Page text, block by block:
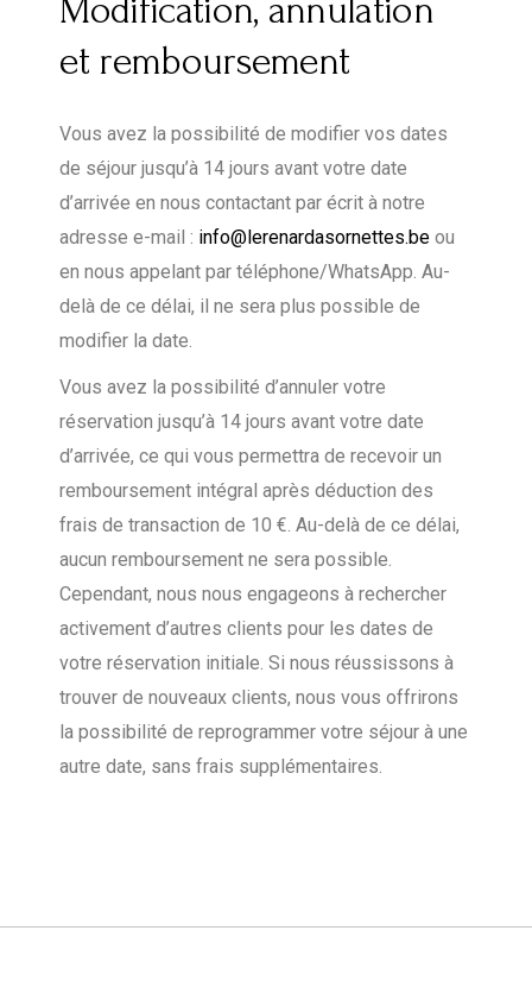
Modification, annulation
et remboursement
Vous avez la possibilité de modifier vos dates
de séjour jusqu’à 14 jours avant votre date
d’arrivée en nous contactant par écrit à notre
adresse e-mail : info@lerenardasornettes.be ou
en nous appelant par téléphone/WhatsApp. Au-
delà de ce délai, il ne sera plus possible de
modifier la date.
Vous avez la possibilité d’annuler votre
réservation jusqu’à 14 jours avant votre date
d’arrivée, ce qui vous permettra de recevoir un
remboursement intégral après déduction des
frais de transaction de 10 €. Au-delà de ce délai,
aucun remboursement ne sera possible.
Cependant, nous nous engageons à rechercher
activement d’autres clients pour les dates de
votre réservation initiale. Si nous réussissons à
trouver de nouveaux clients, nous vous offrirons
la possibilité de reprogrammer votre séjour à une
autre date, sans frais supplémentaires.